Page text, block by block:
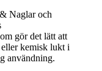
gör det lätt att
kemisk lukt i
användning.